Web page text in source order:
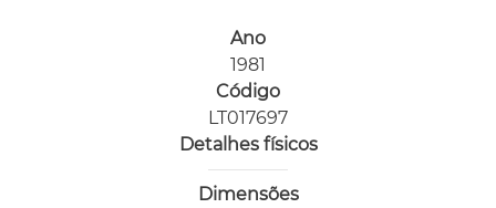
Ano
1981
Código
LT017697
Detalhes físicos
Dimensões